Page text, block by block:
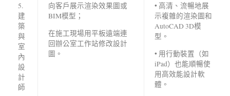
5.
建
築
與
室
內
設
計
師
向客戶展示渲染效果圖或
BIM模型；
在施工現場用平板遠端連
回辦公室工作站修改設計
圖。
• 高清、流暢地展
示複雜的渲染圖和
AutoCAD 3D模
型。
• 用行動裝置（如
iPad）也能順暢使
用高效能設計軟
體。